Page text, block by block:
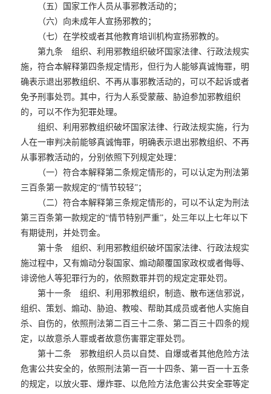
（五）国家工作人员从事邪教活动的；
（六）向未成年人宣扬邪教的；
（七）在学校或者其他教育培训机构宣扬邪教的。
第九条 组织、利用邪教组织破坏国家法律、行政法规实
施，符合本解释第四条规定情形，但行为人能够真诚悔罪，明
确表示退出邪教组织、不再从事邪教活动的，可以不起诉或者
免予刑事处罚。其中，行为人系受蒙蔽、胁迫参加邪教组织
的，可以不作为犯罪处理。
组织、利用邪教组织破坏国家法律、行政法规实施，行为
人在一审判决前能够真诚悔罪，明确表示退出邪教组织、不再
从事邪教活动的，分别依照下列规定处理：
（一）符合本解释第二条规定情形的，可以认定为刑法第
三百条第一款规定的“情节较轻”；
（二）符合本解释第三条规定情形的，可以不认定为刑法
第三百条第一款规定的“情节特别严重”，处三年以上七年以下
有期徒刑，并处罚金。
第十条 组织、利用邪教组织破坏国家法律、行政法规实
施过程中，又有煽动分裂国家、煽动颠覆国家政权或者侮辱、
诽谤他人等犯罪行为的，依照数罪并罚的规定定罪处罚。
第十一条 组织、利用邪教组织，制造、散布迷信邪说，
组织、策划、煽动、胁迫、教唆、帮助其成员或者他人实施自
杀、自伤的，依照刑法第二百三十二条、第二百三十四条的规
定，以故意杀人罪或者故意伤害罪定罪处罚。
第十二条 邪教组织人员以自焚、自爆或者其他危险方法
危害公共安全的，依照刑法第一百一十四条、第一百一十五条
的规定，以放火罪、爆炸罪、以危险方法危害公共安全罪等定